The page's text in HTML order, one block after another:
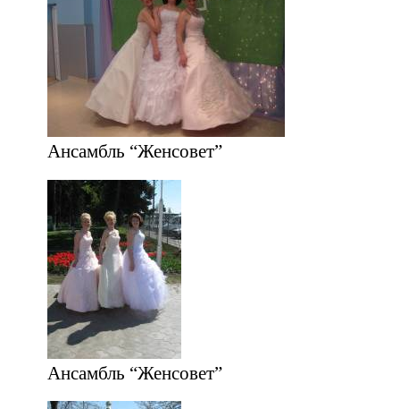
Ансамбль “Женсовет”
Ансамбль “Женсовет”